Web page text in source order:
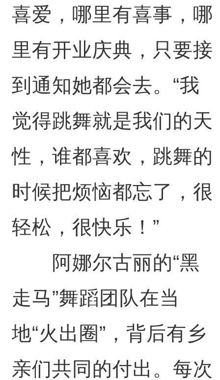
喜爱，哪里有喜事，哪
里有开业庆典，只要接
到通知她都会去。“我
觉得跳舞就是我们的天
性，谁都喜欢，跳舞的
时候把烦恼都忘了，很
轻松，很快乐！”
阿娜尔古丽的“黑
走马”舞蹈团队在当
地“火出圈”，背后有乡
亲们共同的付出。每次